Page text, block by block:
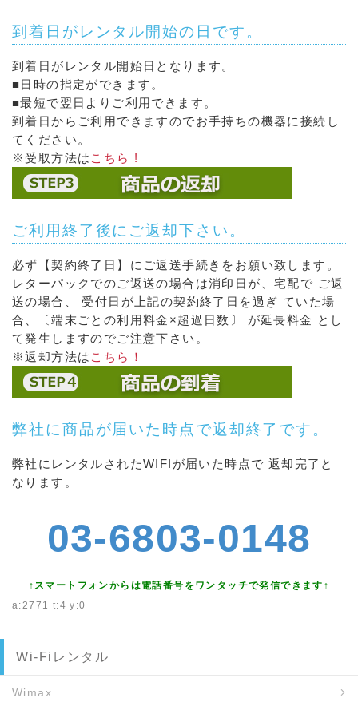
到着日がレンタル開始の日です。
到着日がレンタル開始日となります。
■日時の指定ができます。
■最短で翌日よりご利用できます。
到着日からご利用できますのでお手持ちの機器に接続し
てください。
※受取方法は こちら !
ご利用終了後にご返却下さい。
必ず【契約終了日】にご返送手続きをお願い致します。
レターパックでのご返送の場合は消印日が、宅配で ご返
送の場合、 受付日が上記の契約終了日を過ぎ ていた場
合、〔端末ごとの利用料金×超過日数〕 が延長料金 とし
て発生しますのでご注意下さい。
※返却方法は こちら！
弊社に商品が届いた時点で返却終了です。
弊社にレンタルされたWIFIが届いた時点で 返却完了と
なります。
03-6803-0148
↑スマートフォンからは電話番号をワンタッチで発信できます↑
a:2771 t:4 y:0
Wi-Fiレンタル
Wimax